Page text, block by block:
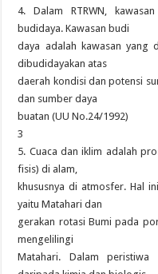
4. Dalam RTRWN,
budidaya. Kawasan budi
daya adalah kawasan yang
dibudidayakan atas
daerah kondisi dan potensi
dan sumber daya
buatan (UU No.24/1992)
3
5. Cuaca dan iklim adalah
fisis) di alam,
khususnya di atmosfer. Hal
yaitu Matahari dan
gerakan rotasi Bumi pada
mengelilingi
Matahari. Dalam